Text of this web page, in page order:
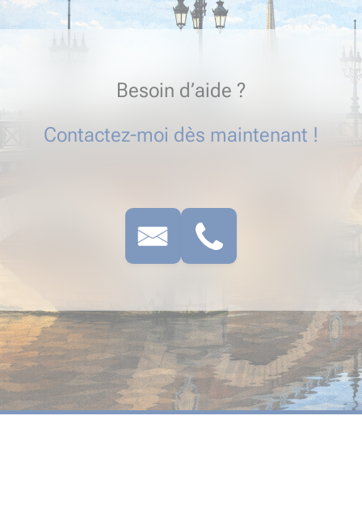
Besoin d’aide ?
Contactez-moi dès maintenant !